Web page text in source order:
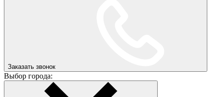
Заказать звонок
Выбор города: